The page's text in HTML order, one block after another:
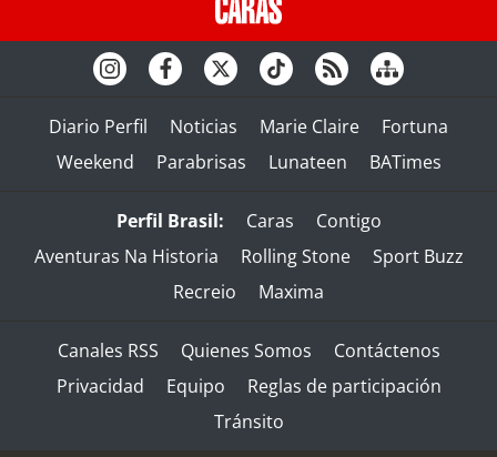
Diario Perfil Noticias Marie Claire
Fortuna
Weekend
Parabrisas Lunateen BATimes
Perfil Brasil: Caras
Contigo
Aventuras Na Historia
Rolling Stone
Sport Buzz
Recreio
Maxima
Canales RSS Quienes Somos
Contáctenos
Privacidad
Equipo
Reglas de participación
Tránsito